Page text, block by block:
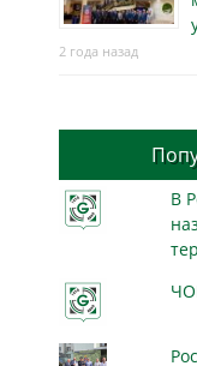
2 года назад
В